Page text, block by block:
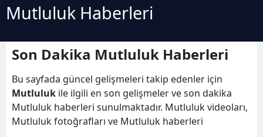
Mutluluk Haberleri
Son Dakika Mutluluk Haberleri
Bu sayfada güncel gelişmeleri takip edenler için
Mutluluk ile ilgili en son gelişmeler ve son dakika
Mutluluk haberleri sunulmaktadır. Mutluluk videoları,
Mutluluk fotoğrafları ve Mutluluk haberleri